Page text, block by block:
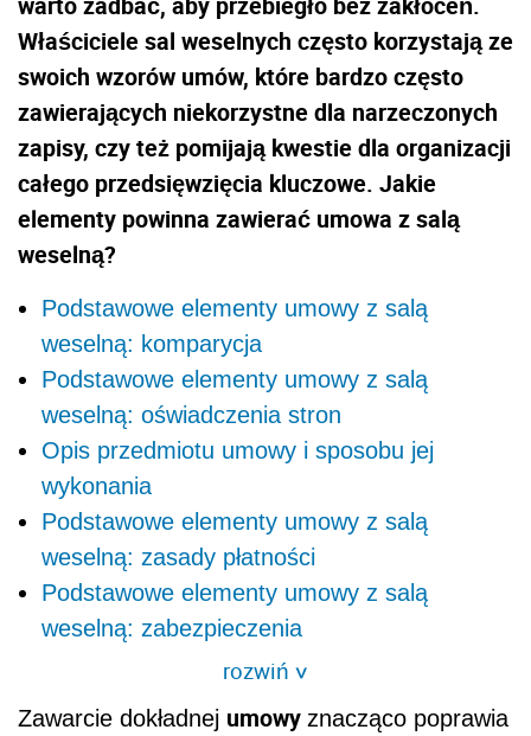
Właściciele sal weselnych często korzystają ze
swoich wzorów umów, które bardzo często
zawierających niekorzystne dla narzeczonych
zapisy, czy też pomijają kwestie dla organizacji
całego przedsięwzięcia kluczowe. Jakie
elementy powinna zawierać umowa z salą
weselną?
Podstawowe elementy umowy z salą
weselną: komparycja
Podstawowe elementy umowy z salą
weselną: oświadczenia stron
Opis przedmiotu umowy i sposobu jej
wykonania
Podstawowe elementy umowy z salą
weselną: zasady płatności
Podstawowe elementy umowy z salą
weselną: zabezpieczenia
rozwiń>
Zawarcie dokładnej umowy znacząco poprawia